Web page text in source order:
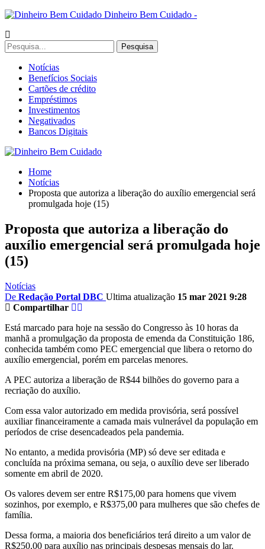
Dinheiro Bem Cuidado -
Notícias
Benefícios Sociais
Cartões de crédito
Empréstimos
Investimentos
Negativados
Bancos Digitais
Home
Notícias
Proposta que autoriza a liberação do auxílio emergencial será
promulgada hoje (15)
Proposta que autoriza a liberação do
auxílio emergencial será promulgada hoje
(15)
Notícias
De Redação Portal DBC Ultima atualização 15 mar 2021 9:28
Compartilhar
Está marcado para hoje na sessão do Congresso às 10 horas da
manhã a promulgação da proposta de emenda da Constituição 186,
conhecida também como PEC emergencial que libera o retorno do
auxílio emergencial, porém em parcelas menores.
A PEC autoriza a liberação de R$44 bilhões do governo para a
recriação do auxílio.
Com essa valor autorizado em medida provisória, será possível
auxiliar financeiramente a camada mais vulnerável da população em
períodos de crise desencadeados pela pandemia.
No entanto, a medida provisória (MP) só deve ser editada e
concluída na próxima semana, ou seja, o auxílio deve ser liberado
somente em abril de 2020.
Os valores devem ser entre R$175,00 para homens que vivem
sozinhos, por exemplo, e R$375,00 para mulheres que são chefes de
família.
Dessa forma, a maioria dos beneficiários terá direito a um valor de
R$250,00 para auxílio nas principais despesas mensais do lar.